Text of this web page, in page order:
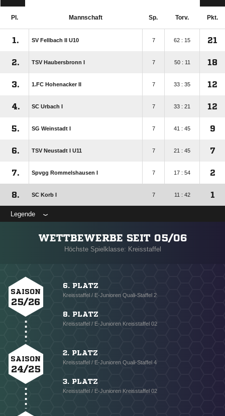
Pl. Mannschaft Sp. Torv. Pkt.
1. SV Fellbach II U10 7 62 : 15 21
2. TSV Haubersbronn I 7 50 : 11 18
3. 1.FC Hohenacker II 7 33 : 35 12
4. SC Urbach I 7 33 : 21 12
5. SG Weinstadt I 7 41 : 45 9
6. TSV Neustadt I U11 7 21 : 45 7
7. Spvgg Rommelshausen I 7 17 : 54 2
8. SC Korb I 7 11 : 42 1
Legende
WETTBEWERBE SEIT 05/06
Höchste Spielklasse: Kreisstaffel
SAISON
25/26
6. PLATZ
Kreisstaffel / E-Junioren Quali-Staffel 2
8. PLATZ
Kreisstaffel / E-Junioren Kreisstaffel 02
SAISON
24/25
2. PLATZ
Kreisstaffel / E-Junioren Quali-Staffel 4
3. PLATZ
Kreisstaffel / E-Junioren Kreisstaffel 02